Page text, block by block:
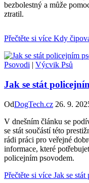
bezbolestný a může
ztratil.
Přečtěte si více Kdy
Psovodi | Výcvik Psů
Jak se stát
OdDogTech.cz 26. 9.
V dnešním článku se
se stát součástí této
rádi práci pro veřejné
informace, které
policejním psovodem.
Přečtěte si více Jak se